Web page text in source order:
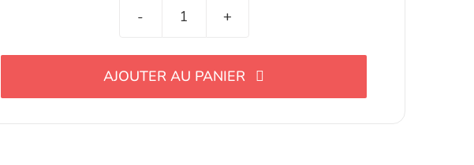
quantité
con
forma
AJOUTER AU PANIER